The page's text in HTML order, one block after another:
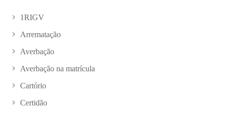
1RIGV
Arrematação
Averbação
Averbação na matrícula
Cartório
Certidão